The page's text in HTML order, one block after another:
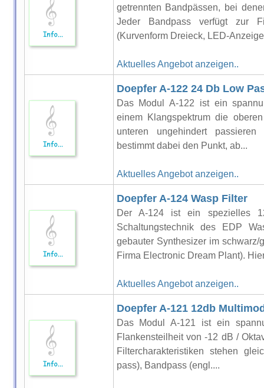
getrennten Bandpässen, bei
Jeder Bandpass verfügt zur
(Kurvenform Dreieck, LED-
Aktuelles Angebot anzeigen..
Doepfer A-122 24 Db Low
Das Modul A-122 ist ein
einem Klangspektrum die
unteren ungehindert
bestimmt dabei den Punkt, ab...
Aktuelles Angebot anzeigen..
Doepfer A-124 Wasp Filter
Der A-124 ist ein spezielles
Schaltungstechnik des EDP
gebauter Synthesizer im
Firma Electronic Dream Plant).
Aktuelles Angebot anzeigen..
Doepfer A-121 12db
Das Modul A-121 ist ein
Flankensteilheit von -12 dB /
Filtercharakteristiken stehen
pass), Bandpass (engl....